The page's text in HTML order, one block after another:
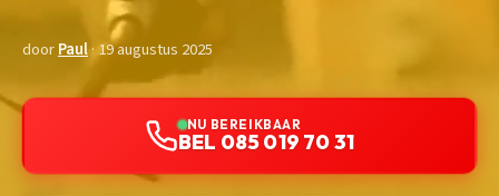
doorPaul· 19 augustus 2025
NU BEREIKBAAR
BEL 085 019 70 31